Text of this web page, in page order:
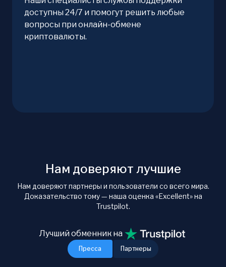
доступны 24/7 и помогут решить любые
вопросы при онлайн-обмене
криптовалюты.
Нам доверяют лучшие
Нам доверяют партнеры и пользователи со всего мира.
Доказательство тому — наша оценка «Excellent» на
Trustpilot.
Пресса Партнеры
Лучший обменник на